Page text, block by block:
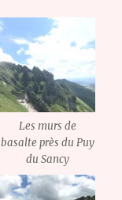
Les murs de
basalte près du Puy
du Sancy